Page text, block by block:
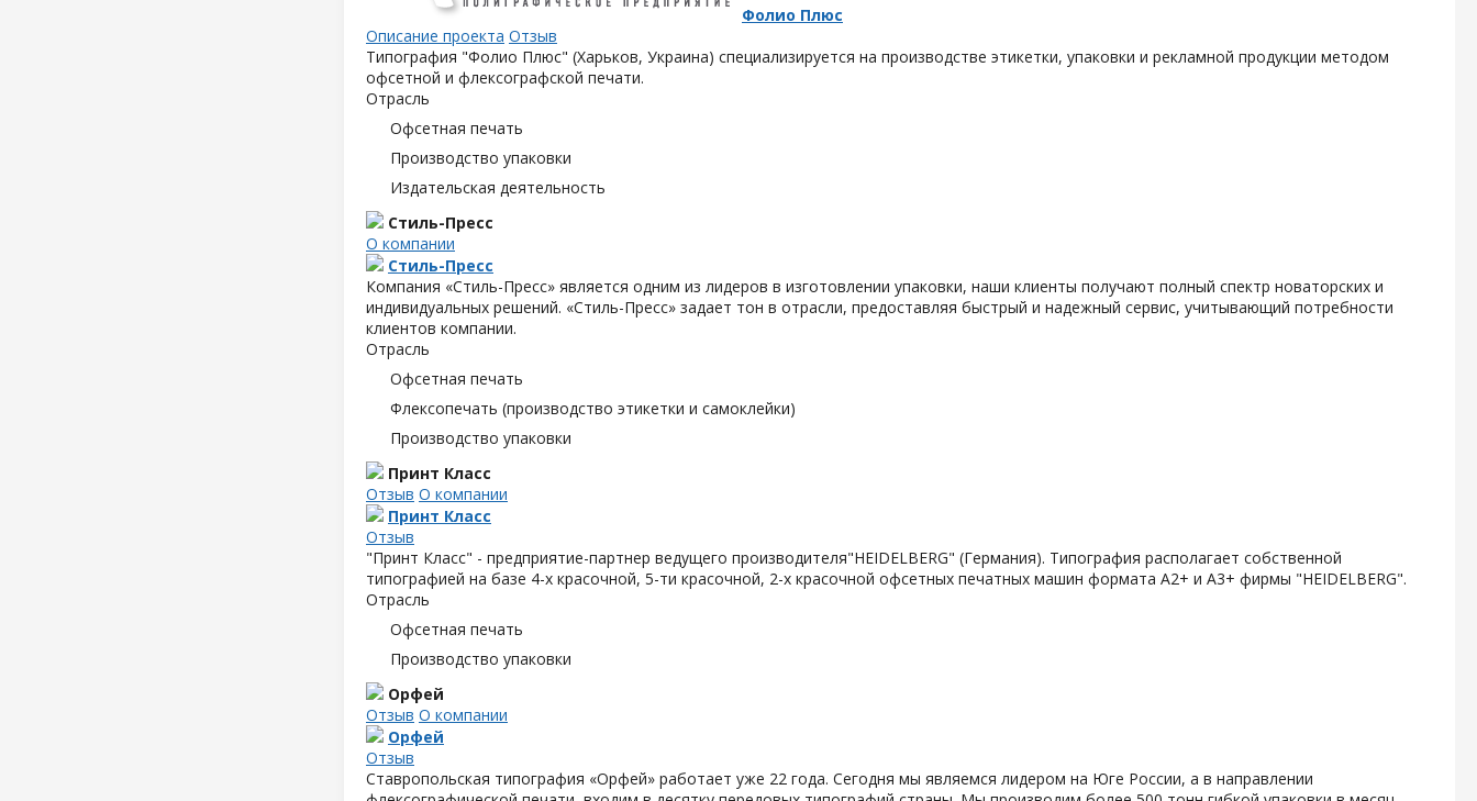
Фолио Плюс
Описание проекта Отзыв
Типография "Фолио Плюс" (Харьков, Украина) специализируется на производстве этикетки, упаковки и рекламной продукции методом
офсетной и флексографской печати.
Отрасль
Офсетная печать
Производство упаковки
Издательская деятельность
Стиль-Пресс
О компании
Стиль-Пресс
Компания «Стиль-Пресс» является одним из лидеров в изготовлении упаковки, наши клиенты получают полный спектр новаторских и
индивидуальных решений. «Стиль-Пресс» задает тон в отрасли, предоставляя быстрый и надежный сервис, учитывающий потребности
клиентов компании.
Отрасль
Офсетная печать
Флексопечать (производство этикетки и самоклейки)
Производство упаковки
Принт Класс
Отзыв О компании
Принт Класс
Отзыв
"Принт Класс" - предприятие-партнер ведущего производителя"HEIDELBERG" (Германия). Типография располагает собственной
типографией на базе 4-х красочной, 5-ти красочной, 2-х красочной офсетных печатных машин формата А2+ и А3+ фирмы "HEIDELBERG".
Отрасль
Офсетная печать
Производство упаковки
Орфей
Отзыв О компании
Орфей
Отзыв
Ставропольская типография «Орфей» работает уже 22 года. Сегодня мы являемся лидером на Юге России, а в направлении